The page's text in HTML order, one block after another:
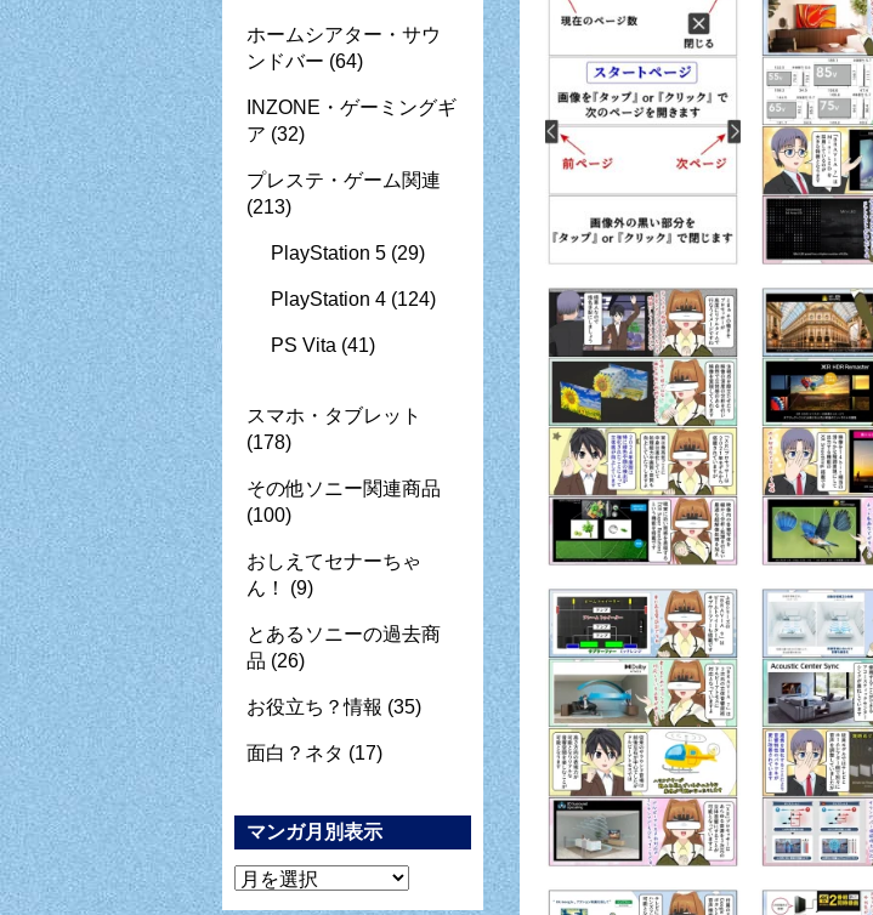
ホームシアター・サウ
ンドバー (64)
INZONE・ゲーミングギ
ア (32)
プレステ・ゲーム関連
(213)
PlayStation 5 (29)
PlayStation 4 (124)
PS Vita (41)
スマホ・タブレット
(178)
その他ソニー関連商品
(100)
おしえてセナーちゃ
ん！
(9)
とあるソニーの過去商
品 (26)
お役立ち？情報 (35)
面白？ネタ (17)
マンガ月別表示
マ